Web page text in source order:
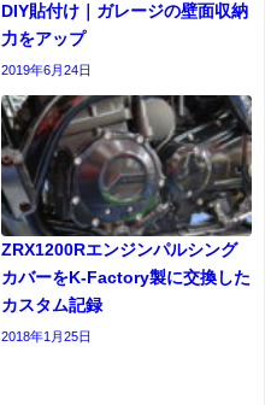
DIY貼付け｜ガレージの壁面収納
力をアップ
2019年6月24日
ZRX1200Rエンジンパルシング
カバーをK-Factory製に交換した
カスタム記録
2018年1月25日